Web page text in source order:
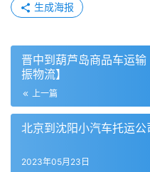
生成海报
晋中到葫芦岛商品车运
振物流】
上一篇
北京到沈阳小汽车托运公
2023年05月23日